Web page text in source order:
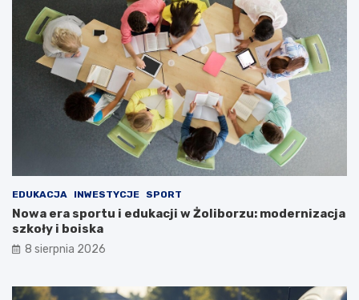
EDUKACJA INWESTYCJE SPORT
Nowa era sportu i edukacji w Żoliborzu: modernizacja
szkoły i boiska
8 sierpnia 2026